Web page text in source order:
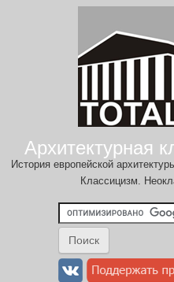
Архитектурная
История европейской
Классицизм.